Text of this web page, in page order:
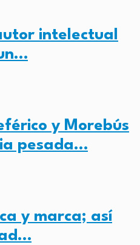
intelectual
y Morebús
pesada…
y marca; así